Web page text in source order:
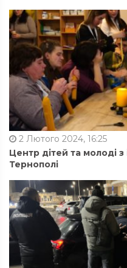
2 Лютого 2024, 16:25
Центр дітей та молоді з
Тернополі